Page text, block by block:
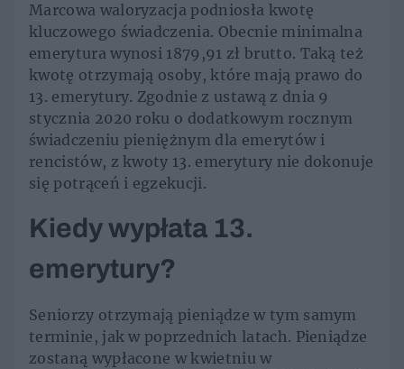
Marcowa waloryzacja podniosła kwotę
kluczowego świadczenia. Obecnie minimalna
emerytura wynosi 1879,91 zł brutto. Taką też
kwotę otrzymają osoby, które mają prawo do
13. emerytury. Zgodnie z ustawą z dnia 9
stycznia 2020 roku o dodatkowym rocznym
świadczeniu pieniężnym dla emerytów i
rencistów, z kwoty 13. emerytury nie dokonuje
się potrąceń i egzekucji.
Kiedy wypłata 13.
emerytury?
Seniorzy otrzymają pieniądze w tym samym
terminie, jak w poprzednich latach. Pieniądze
zostaną wypłacone w kwietniu w